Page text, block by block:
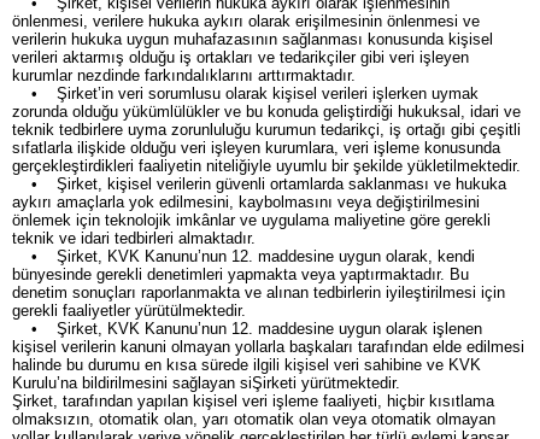
önlenmesi, verilere hukuka aykırı olarak erişilmesinin önlenmesi ve
verilerin hukuka uygun muhafazasının sağlanması konusunda kişisel
verileri aktarmış olduğu iş ortakları ve tedarikçiler gibi veri işleyen
kurumlar nezdinde farkındalıklarını arttırmaktadır.
• Şirket’in veri sorumlusu olarak kişisel verileri işlerken uymak
zorunda olduğu yükümlülükler ve bu konuda geliştirdiği hukuksal, idari ve
teknik tedbirlere uyma zorunluluğu kurumun tedarikçi, iş ortağı gibi çeşitli
sıfatlarla ilişkide olduğu veri işleyen kurumlara, veri işleme konusunda
gerçekleştirdikleri faaliyetin niteliğiyle uyumlu bir şekilde yükletilmektedir.
• Şirket, kişisel verilerin güvenli ortamlarda saklanması ve hukuka
aykırı amaçlarla yok edilmesini, kaybolmasını veya değiştirilmesini
önlemek için teknolojik imkânlar ve uygulama maliyetine göre gerekli
teknik ve idari tedbirleri almaktadır.
• Şirket, KVK Kanunu’nun 12. maddesine uygun olarak, kendi
bünyesinde gerekli denetimleri yapmakta veya yaptırmaktadır. Bu
denetim sonuçları raporlanmakta ve alınan tedbirlerin iyileştirilmesi için
gerekli faaliyetler yürütülmektedir.
• Şirket, KVK Kanunu’nun 12. maddesine uygun olarak işlenen
kişisel verilerin kanuni olmayan yollarla başkaları tarafından elde edilmesi
halinde bu durumu en kısa sürede ilgili kişisel veri sahibine ve KVK
Kurulu’na bildirilmesini sağlayan siŞirketi yürütmektedir.
Şirket, tarafından yapılan kişisel veri işleme faaliyeti, hiçbir kısıtlama
olmaksızın, otomatik olan, yarı otomatik olan veya otomatik olmayan